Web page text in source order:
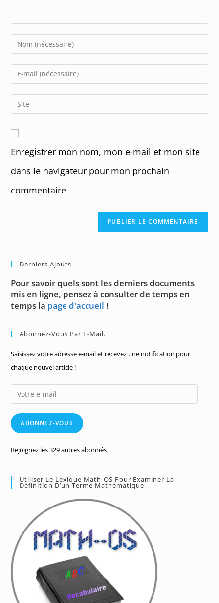
Enter
your
name
or
to
comment
Enter
your
email
address
to
Enter
your
website
(optional)
Enregistrer mon nom, mon e-mail et mon site
dans le navigateur pour mon prochain
commentaire.
Derniers Ajouts
Pour savoir quels sont les derniers documents
mis en ligne, pensez à consulter de temps en
temps la page d'accueil !
Abonnez-Vous Par E-Mail.
Saisissez votre adresse e-mail et recevez une notification pour
chaque nouvel article !
Votre
e-
mailABONNEZ-VOUS
Rejoignez les 329 autres abonnés
Utiliser Le Lexique Math-OS Pour Examiner La
Définition D’un Terme Mathématique